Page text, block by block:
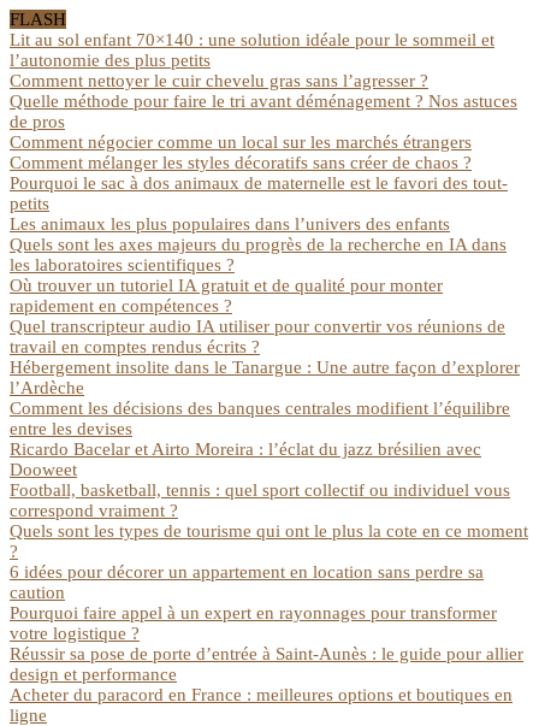
FLASH
Lit au sol enfant 70×140 : une solution idéale pour le sommeil et
l’autonomie des plus petits
Comment nettoyer le cuir chevelu gras sans l’agresser ?
Quelle méthode pour faire le tri avant déménagement ? Nos astuces
de pros
Comment négocier comme un local sur les marchés étrangers
Comment mélanger les styles décoratifs sans créer de chaos ?
Pourquoi le sac à dos animaux de maternelle est le favori des tout-
petits
Les animaux les plus populaires dans l’univers des enfants
Quels sont les axes majeurs du progrès de la recherche en IA dans
les laboratoires scientifiques ?
Où trouver un tutoriel IA gratuit et de qualité pour monter
rapidement en compétences ?
Quel transcripteur audio IA utiliser pour convertir vos réunions de
travail en comptes rendus écrits ?
Hébergement insolite dans le Tanargue : Une autre façon d’explorer
l’Ardèche
Comment les décisions des banques centrales modifient l’équilibre
entre les devises
Ricardo Bacelar et Airto Moreira : l’éclat du jazz brésilien avec
Dooweet
Football, basketball, tennis : quel sport collectif ou individuel vous
correspond vraiment ?
Quels sont les types de tourisme qui ont le plus la cote en ce moment
?
6 idées pour décorer un appartement en location sans perdre sa
caution
Pourquoi faire appel à un expert en rayonnages pour transformer
votre logistique ?
Réussir sa pose de porte d’entrée à Saint-Aunès : le guide pour allier
design et performance
Acheter du paracord en France : meilleures options et boutiques en
ligne